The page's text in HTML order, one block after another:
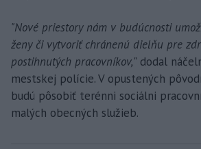
"Nové priestory nám v budúcnosti
ženy či vytvoriť chránenú dielňu pre
postihnutých pracovníkov," dodal
mestskej polície. V opustených
budú pôsobiť terénni sociálni
malých obecných služieb.